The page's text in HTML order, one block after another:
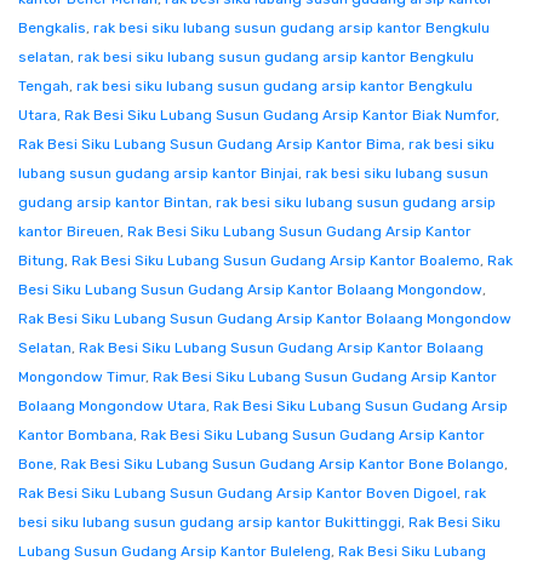
Bengkalis, rak besi siku lubang susun gudang arsip kantor Bengkulu
selatan, rak besi siku lubang susun gudang arsip kantor Bengkulu
Tengah, rak besi siku lubang susun gudang arsip kantor Bengkulu
Utara, Rak Besi Siku Lubang Susun Gudang Arsip Kantor Biak Numfor,
Rak Besi Siku Lubang Susun Gudang Arsip Kantor Bima, rak besi siku
lubang susun gudang arsip kantor Binjai, rak besi siku lubang susun
gudang arsip kantor Bintan, rak besi siku lubang susun gudang arsip
kantor Bireuen, Rak Besi Siku Lubang Susun Gudang Arsip Kantor
Bitung, Rak Besi Siku Lubang Susun Gudang Arsip Kantor Boalemo, Rak
Besi Siku Lubang Susun Gudang Arsip Kantor Bolaang Mongondow,
Rak Besi Siku Lubang Susun Gudang Arsip Kantor Bolaang Mongondow
Selatan, Rak Besi Siku Lubang Susun Gudang Arsip Kantor Bolaang
Mongondow Timur, Rak Besi Siku Lubang Susun Gudang Arsip Kantor
Bolaang Mongondow Utara, Rak Besi Siku Lubang Susun Gudang Arsip
Kantor Bombana, Rak Besi Siku Lubang Susun Gudang Arsip Kantor
Bone, Rak Besi Siku Lubang Susun Gudang Arsip Kantor Bone Bolango,
Rak Besi Siku Lubang Susun Gudang Arsip Kantor Boven Digoel, rak
besi siku lubang susun gudang arsip kantor Bukittinggi, Rak Besi Siku
Lubang Susun Gudang Arsip Kantor Buleleng, Rak Besi Siku Lubang